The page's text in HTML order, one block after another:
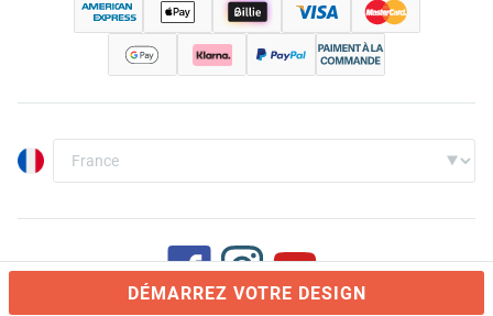
DÉMARREZ VOTRE DESIGN